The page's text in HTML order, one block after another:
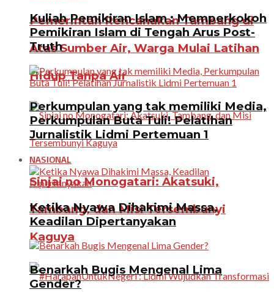
Pemerintah Rencanakan Tambang di
Atas Sumber Air, Warga Mulai Latihan
Hidup Tanpa Air
Sinjai no Monogatari: Akatsuki,
Tambang, dan Misi Tersembunyi
Kaguya
Kuliah Pemikiran Islam : Memperkokoh
Pemikiran Islam di Tengah Arus Post-
Truth
Perkumpulan yang tak memiliki Media,
Perkumpulan Buta Tuli! Pelatihan
Jurnalistik Lidmi Pertemuan 1
NASIONAL
Ketika Nyawa Dihakimi Massa,
Keadilan Dipertanyakan
Benarkah Bugis Mengenal Lima
Gender?